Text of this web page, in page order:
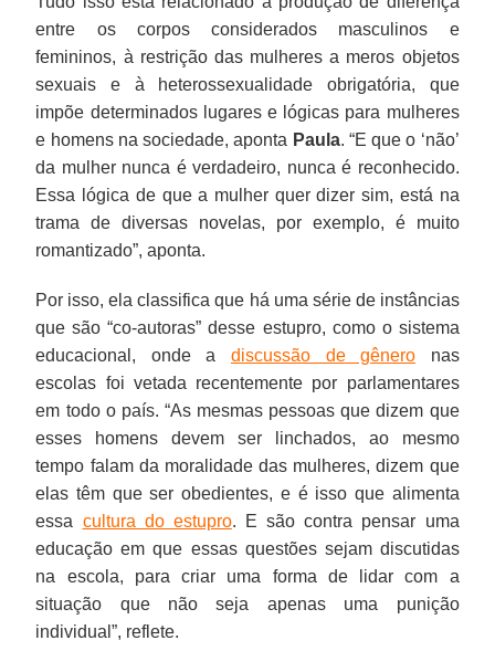
entre os corpos considerados masculinos e
femininos, à restrição das mulheres a meros objetos
sexuais e à heterossexualidade obrigatória, que
impõe determinados lugares e lógicas para mulheres
e homens na sociedade, aponta Paula. “E que o ‘não’
da mulher nunca é verdadeiro, nunca é reconhecido.
Essa lógica de que a mulher quer dizer sim, está na
trama de diversas novelas, por exemplo, é muito
romantizado”, aponta.
Por isso, ela classifica que há uma série de instâncias
que são “co-autoras” desse estupro, como o sistema
educacional, onde a discussão de gênero nas
escolas foi vetada recentemente por parlamentares
em todo o país. “As mesmas pessoas que dizem que
esses homens devem ser linchados, ao mesmo
tempo falam da moralidade das mulheres, dizem que
elas têm que ser obedientes, e é isso que alimenta
essa cultura do estupro. E são contra pensar uma
educação em que essas questões sejam discutidas
na escola, para criar uma forma de lidar com a
situação que não seja apenas uma punição
individual”, reflete.